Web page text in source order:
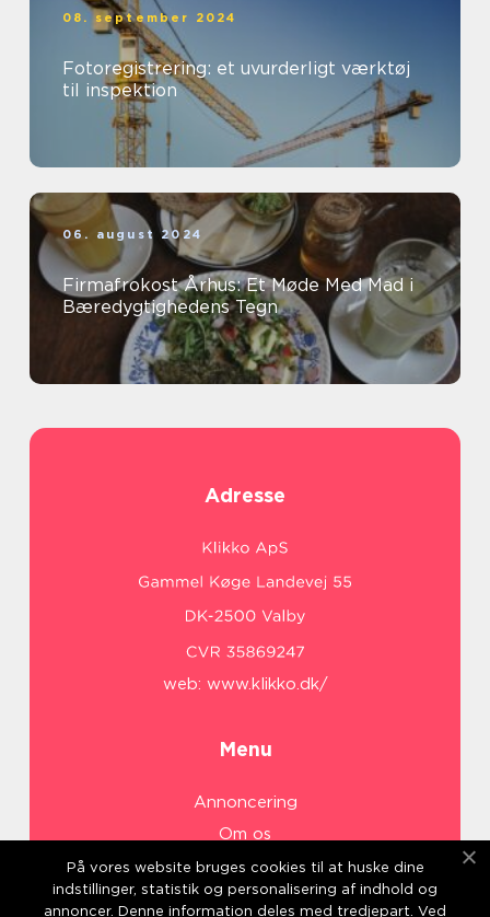
08. september 2024
Fotoregistrering: et uvurderligt værktøj
til inspektion
06. august 2024
Firmafrokost Århus: Et Møde Med Mad i
Bæredygtighedens Tegn
Adresse
web: www.klikko.dk/
Menu
Annoncering
Om os
Cookies
Kontakt os
På vores website bruges cookies til at huske dine
indstillinger, statistik og personalisering af indhold og
annoncer. Denne information deles med tredjepart. Ved